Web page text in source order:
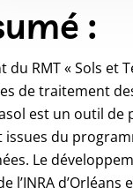
:
du RMT « Sols et
de traitement
est un outil de
issues du
Le
l’INRA